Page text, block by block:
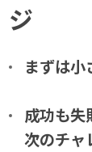
ジ
まずは
成功も失
次のチャ